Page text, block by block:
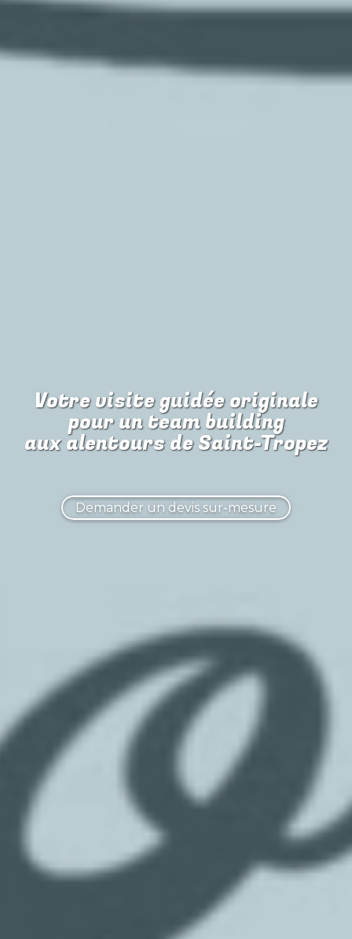
Votre visite guidée originale
pourun team building
aux alentours de Saint-Tropez
Demander un devis sur-mesure